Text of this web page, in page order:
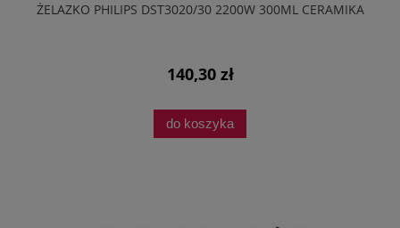
ŻELAZKO PHILIPS DST3020/30 2200W 300ML CERAMIKA
140,30 zł
do koszyka